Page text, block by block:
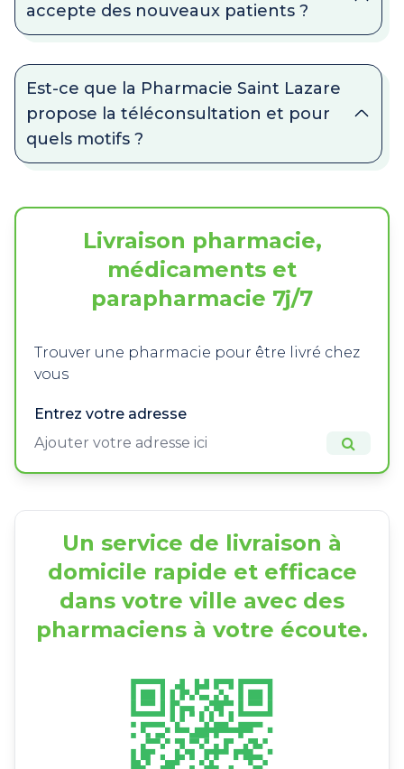
accepte des nouveaux patients ?
Est-ce que la Pharmacie Saint Lazare
propose la téléconsultation et pour
quels motifs ?
Livraison pharmacie,
médicaments et
parapharmacie 7j/7
Trouver une pharmacie pour être livré chez
vous
Entrez votre adresse
Un service de livraison à
domicile rapide et efficace
dans votre ville avec des
pharmaciens à votre écoute.